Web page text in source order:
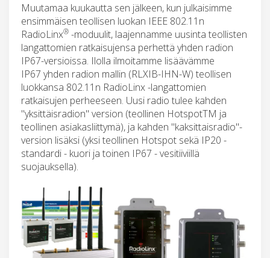
Muutamaa kuukautta sen jälkeen, kun julkaisimme
ensimmäisen teollisen luokan IEEE 802.11n
RadioLinx® -moduulit, laajennamme uusinta teollisten
langattomien ratkaisujensa perhettä yhden radion
IP67-versioissa. Ilolla ilmoitamme lisäävämme
IP67 yhden radion mallin (RLXIB-IHN-W) teollisen
luokkansa 802.11n RadioLinx -langattomien
ratkaisujen perheeseen. Uusi radio tulee kahden
"yksittäisradion" version (teollinen HotspotTM ja
teollinen asiakasliittymä), ja kahden "kaksittaisradio"-
version lisäksi (yksi teollinen Hotspot sekä IP20 -
standardi - kuori ja toinen IP67 - vesitiiviillä
suojauksella).